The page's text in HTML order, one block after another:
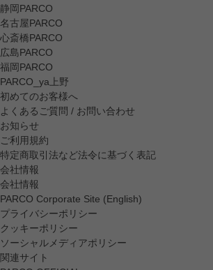
静岡PARCO
名古屋PARCO
心斎橋PARCO
広島PARCO
福岡PARCO
PARCO_ya上野
初めてのお客様へ
よくあるご質問 / お問い合わせ
お知らせ
ご利用規約
特定商取引法など法令に基づく表記
会社情報
会社情報
PARCO Corporate Site (English)
プライバシーポリシー
クッキーポリシー
ソーシャルメディアポリシー
関連サイト